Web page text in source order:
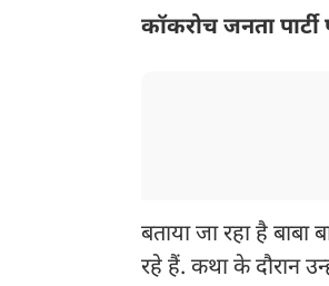
कॉकरोच जनता पार्टी
बताया जा रहा है
रहे हैं. कथा के दौरान